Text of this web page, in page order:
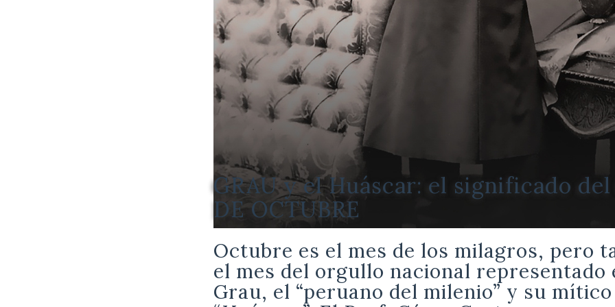
GRAU y el Huáscar: el significado
DE OCTUBRE
Octubre es el mes de los milagros, pero
el mes del orgullo nacional representado
Grau, el “peruano del milenio” y su mítico